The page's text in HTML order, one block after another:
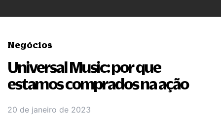
Negócios
Universal Music: por que
estamos comprados na ação
20 de janeiro de 2023